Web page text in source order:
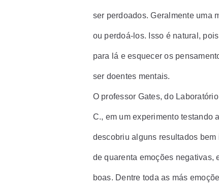
ser perdoados. Geralmente uma
ou perdoá-los. Isso é natural,
para lá e esquecer os
ser doentes mentais.
O professor Gates, do
C., em um experimento testando
descobriu alguns resultados
de quarenta emoções negativas,
boas. Dentre toda as más